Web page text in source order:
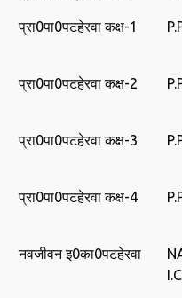
प्रा0पा0पटहेरवा कक्ष-1
प्रा0पा0पटहेरवा कक्ष-2
प्रा0पा0पटहेरवा कक्ष-3
प्रा0पा0पटहेरवा कक्ष-4
नवजीवन इ0का0पटहेरवा